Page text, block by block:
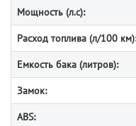
Мощность (л.с):
Расход топлива (л/100 км):
Емкость бака (литров):
Замок:
ABS: